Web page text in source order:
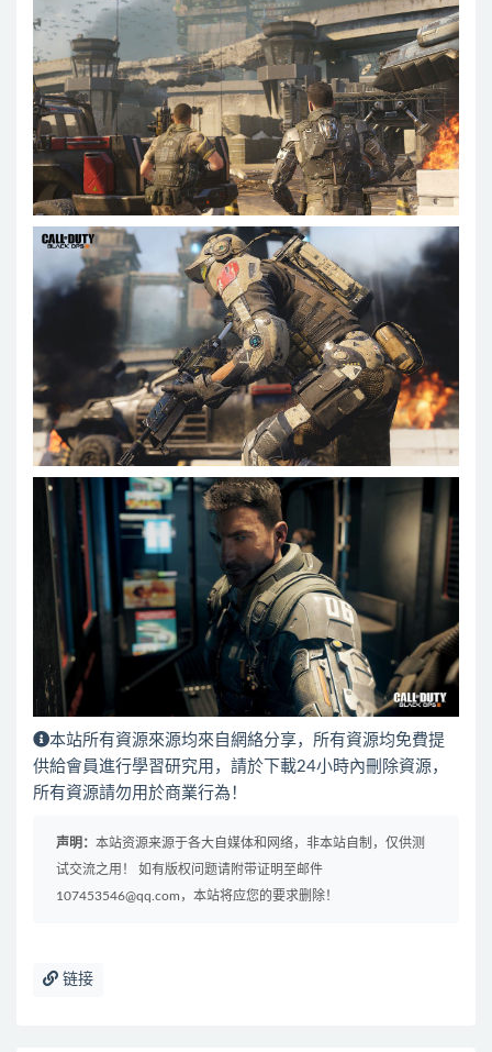
本站所有資源來源均來自網絡分享，所有資源均免費提
供給會員進行學習研究用，請於下載24小時內刪除資源，
所有資源請勿用於商業行為！
声明： 本站资源来源于各大自媒体和网络，非本站自制，仅供测
试交流之用！ 如有版权问题请附带证明至邮件
107453546@qq.com，本站将应您的要求删除！
链接